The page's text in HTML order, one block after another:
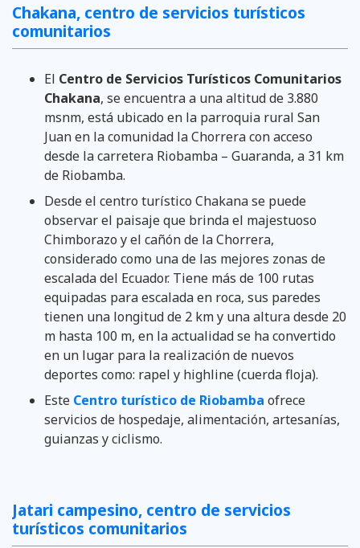
Chakana, centro de servicios turísticos
comunitarios
El Centro de Servicios Turísticos Comunitarios
Chakana, se encuentra a una altitud de 3.880
msnm, está ubicado en la parroquia rural San
Juan en la comunidad la Chorrera con acceso
desde la carretera Riobamba – Guaranda, a 31 km
de Riobamba.
Desde el centro turístico Chakana se puede
observar el paisaje que brinda el majestuoso
Chimborazo y el cañón de la Chorrera,
considerado como una de las mejores zonas de
escalada del Ecuador. Tiene más de 100 rutas
equipadas para escalada en roca, sus paredes
tienen una longitud de 2 km y una altura desde 20
m hasta 100 m, en la actualidad se ha convertido
en un lugar para la realización de nuevos
deportes como: rapel y highline (cuerda floja).
Este Centro turístico de Riobamba ofrece
servicios de hospedaje, alimentación, artesanías,
guianzas y ciclismo.
Jatari campesino, centro de servicios
turísticos comunitarios